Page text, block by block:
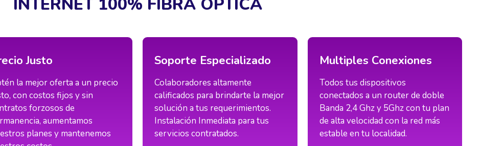
Justo
la mejor oferta a un precio
con costos fijos y sin
forzosos de
aumentamos
planes y mantenemos
Soporte Especializado
Colaboradores altamente
calificados para brindarte la mejor
solución a tus requerimientos.
Instalación Inmediata para tus
servicios contratados.
Multiples Conexiones
Todos tus dispositivos
conectados a un router de doble
Banda 2,4 Ghz y 5Ghz con tu plan
de alta velocidad con la red más
estable en tu localidad.